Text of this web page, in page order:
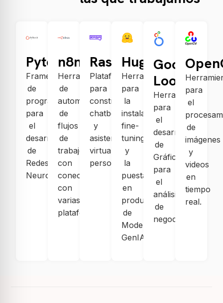
Pytorch
Framework
de
programación
para
el
desarrollo
de
Redes
Neuronales.
n8n
Herramienta
de
automatización
de
flujos
de
trabajo
con
conectividad
con
varias
plataformas.
Rasa
Plataforma
para
construir
chatbots
y
asistentes
virtuales
personalizados.
HugginFace
Herramienta
para
la
instalación,
fine-
tuning
y
la
puesta
en
produccion
de
Modelos
GenIA.
Google
Looker
Herramienta
para
el
desarrollo
de
Gráficas
para
el
análisis
de
negocio.
para
el
de
imágenes
y
videos
en
tiempo
real.